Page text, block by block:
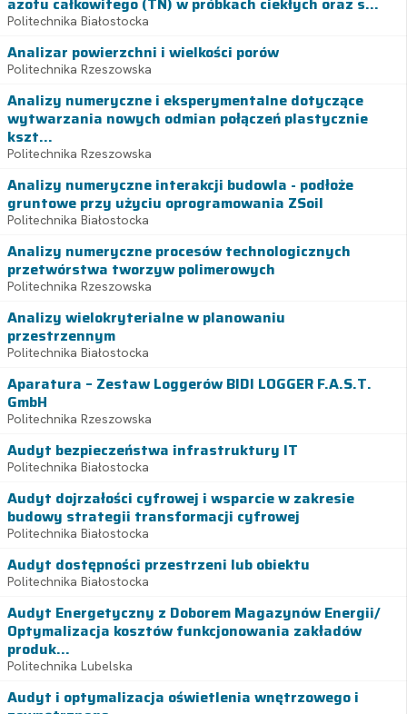
Politechnika Białostocka
Analizar powierzchni i wielkości porów
Politechnika Rzeszowska
Analizy numeryczne i eksperymentalne dotyczące
wytwarzania nowych odmian połączeń plastycznie
kszt...
Politechnika Rzeszowska
Analizy numeryczne interakcji budowla - podłoże
gruntowe przy użyciu oprogramowania ZSoil
Politechnika Białostocka
Analizy numeryczne procesów technologicznych
przetwórstwa tworzyw polimerowych
Politechnika Rzeszowska
Analizy wielokryterialne w planowaniu
przestrzennym
Politechnika Białostocka
Aparatura – Zestaw Loggerów BIDI LOGGER F.A.S.T.
GmbH
Politechnika Rzeszowska
Audyt bezpieczeństwa infrastruktury IT
Politechnika Białostocka
Audyt dojrzałości cyfrowej i wsparcie w zakresie
budowy strategii transformacji cyfrowej
Politechnika Białostocka
Audyt dostępności przestrzeni lub obiektu
Politechnika Białostocka
Audyt Energetyczny z Doborem Magazynów Energii/
Optymalizacja kosztów funkcjonowania zakładów
produk...
Politechnika Lubelska
Audyt i optymalizacja oświetlenia wnętrzowego i